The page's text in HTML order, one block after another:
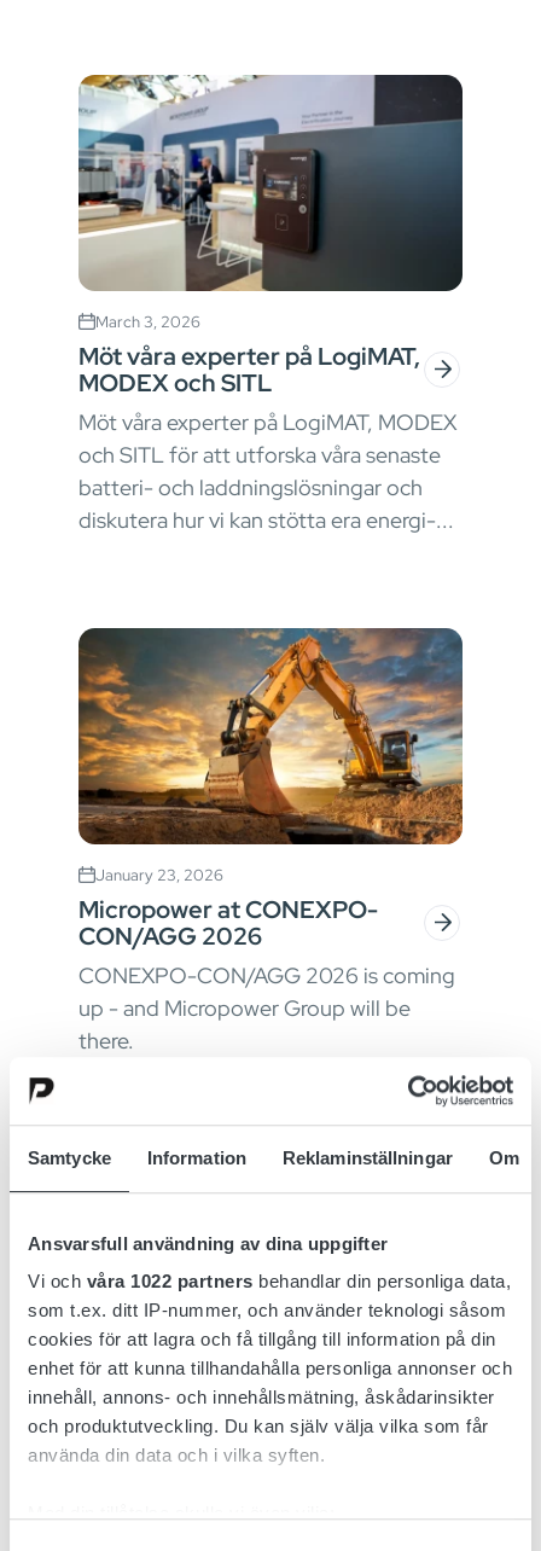
Samtycke Information Reklaminställningar Om
Ansvarsfull användning av dina uppgifter
Vi och våra 1022 partners behandlar din personliga data,
som t.ex. ditt IP-nummer, och använder teknologi såsom
cookies för att lagra och få tillgång till information på din
enhet för att kunna tillhandahålla personliga annonser och
innehåll, annons- och innehållsmätning, åskådarinsikter
och produktutveckling. Du kan själv välja vilka som får
använda din data och i vilka syften.
March 3, 2026
Möt våra experter på LogiMAT,
MODEX och SITL
Möt våra experter på LogiMAT, MODEX
och SITL för att utforska våra senaste
batteri- och laddningslösningar och
diskutera hur vi kan stötta era energi-...
January 23, 2026
Micropower at CONEXPO-
CON/AGG 2026
CONEXPO-CON/AGG 2026 is coming
up - and Micropower Group will be
there.
April 17, 2025
Tack, Bauma 2025!